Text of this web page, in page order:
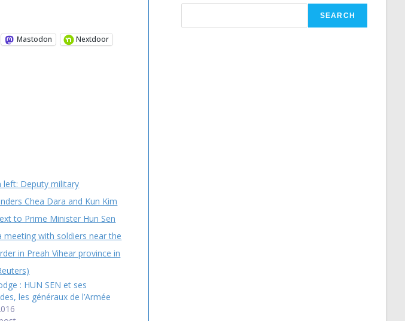
Mastodon Nextdoor
: HUN SEN et ses
les généraux de l’Armée
SEARCH